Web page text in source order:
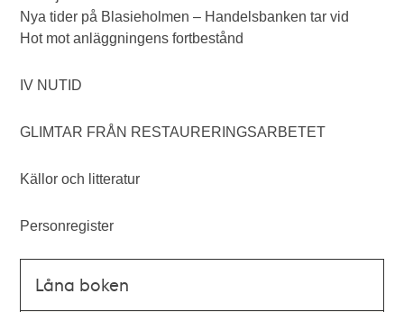
Nya tider på Blasieholmen – Handelsbanken tar vid
Hot mot anläggningens fortbestånd
IV NUTID
GLIMTAR FRÅN RESTAURERINGSARBETET
Källor och litteratur
Personregister
Låna boken